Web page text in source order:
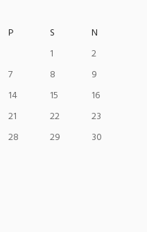
P S
N
1
2
7 8
9
14 15
16
21 22
23
28 29
30